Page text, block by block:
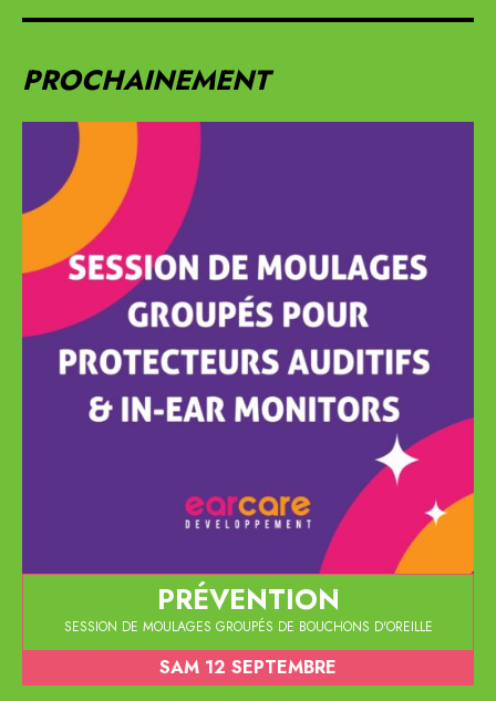
PROCHAINEMENT
PRÉVENTION
SESSION DE MOULAGES GROUPÉS DE BOUCHONS D'OREILLE
SAM 12 SEPTEMBRE